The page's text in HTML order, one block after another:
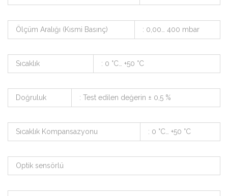
Ölçüm Aralığı (Kısmi Basınç) : 0,00… 400 mbar
Sıcaklık : 0 °C… +50 °C
Doğruluk : Test edilen değerin ± 0,5 %
Sıcaklık Kompansazyonu : 0 °C… +50 °C
Optik sensörlü